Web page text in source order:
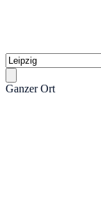
Ganzer Ort